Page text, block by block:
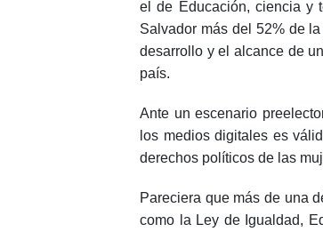
el de Educación, ciencia y
Salvador más del 52% de
desarrollo y el alcance de
país.
Ante un escenario
los medios digitales es
derechos políticos de las
Pareciera que más de una
como la Ley de Igualdad,